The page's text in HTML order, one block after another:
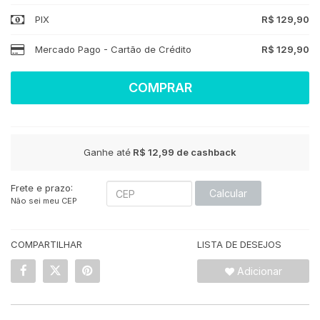
PIX R$ 129,90
Mercado Pago - Cartão de Crédito R$ 129,90
COMPRAR
Ganhe até R$ 12,99 de cashback
Frete e prazo:
Não sei meu CEP
Calcular
COMPARTILHAR LISTA DE DESEJOS
Adicionar